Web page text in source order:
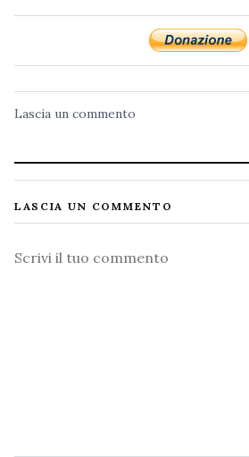
Lascia un commento
LASCIA UN COMMENTO
Commento